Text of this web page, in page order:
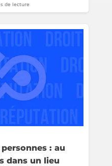
de lecture
: au
dans un lieu